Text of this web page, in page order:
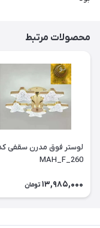
محصولات مرتبط
لوستر فوق
MAH_F_260
13,985,000 تومان